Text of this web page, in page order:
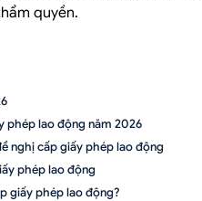
quyền.
phép lao động năm 2026
nghị cấp giấy phép lao động
phép lao động
giấy phép lao động?